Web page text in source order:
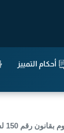
أحكام التمييز
الحساب الختامي لمؤسسة الموانئ الكويتية عن السنة المالية 2022 / 2023